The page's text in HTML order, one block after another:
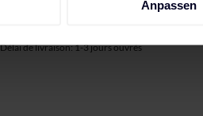
Anpassen
Délai de livraison: 1-3 jours ouvrés